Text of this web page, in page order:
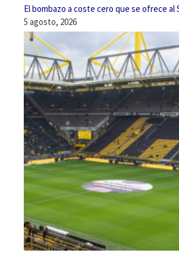
El bombazo a coste cero que se ofrece al
5 agosto, 2026